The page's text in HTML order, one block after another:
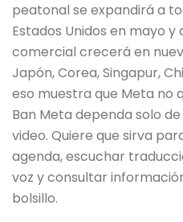
peatonal se expandirá a
Estados Unidos en mayo y
comercial crecerá en
Japón, Corea, Singapur,
eso muestra que Meta no
Ban Meta dependa solo
video. Quiere que sirva
agenda, escuchar
voz y consultar
bolsillo.